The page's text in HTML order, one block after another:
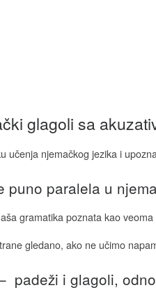
glagoli sa
učenja njemačkog jezika i
puno paralela u
gramatika poznata kao
gledano, ako ne učimo
padeži i glagoli,